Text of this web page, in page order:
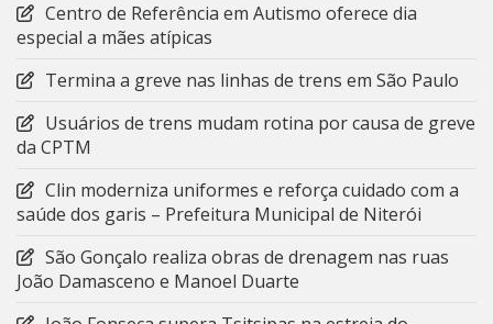
Centro de Referência em Autismo oferece dia
especial a mães atípicas
Termina a greve nas linhas de trens em São Paulo
Usuários de trens mudam rotina por causa de greve
da CPTM
Clin moderniza uniformes e reforça cuidado com a
saúde dos garis – Prefeitura Municipal de Niterói
São Gonçalo realiza obras de drenagem nas ruas
João Damasceno e Manoel Duarte